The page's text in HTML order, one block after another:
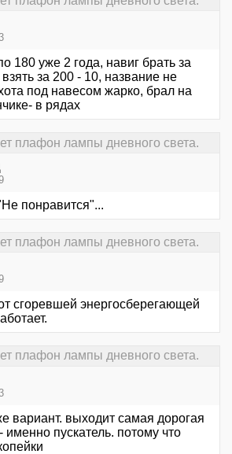
180 уже 2 года, навиг брать за
за 200 - 10, название не
под навесом жарко, брал на
в рядах
плафон лампы дневного света.
понравится"...
плафон лампы дневного света.
сгоревшей энергосберегающей
плафон лампы дневного света.
вариант. выходит самая дорогая
именно пускатель. потому что